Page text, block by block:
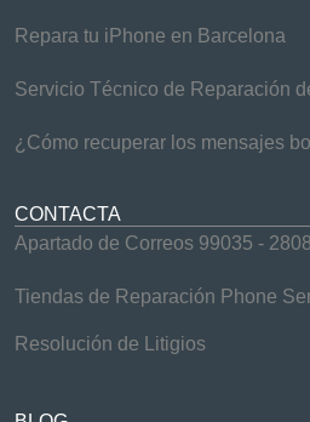
Repara tu iPhone en Barcelona
Servicio Técnico de Reparación
¿Cómo recuperar los mensajes
CONTACTA
Apartado de Correos 99035 -
Tiendas de Reparación Phone
Resolución de Litigios